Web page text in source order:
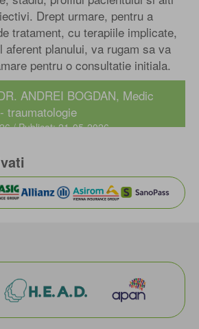
Drept urmare, pentru a
tratament, cu terapiile implicate,
aferent planului, va rugam sa va
pentru o consultatie initiala.
ANDREI BOGDAN, Medic
traumatologie
/ Publicat: 21-05-2026